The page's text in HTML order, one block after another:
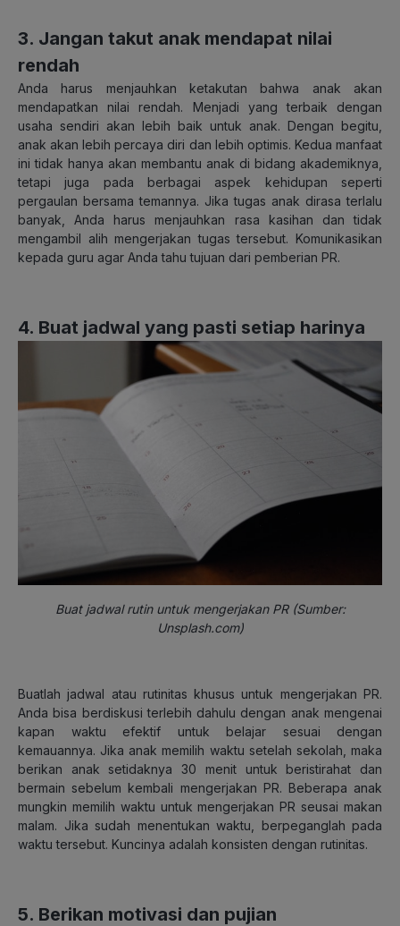
3. Jangan takut anak mendapat nilai
rendah
Anda harus menjauhkan ketakutan bahwa anak akan
mendapatkan nilai rendah. Menjadi yang terbaik dengan
usaha sendiri akan lebih baik untuk anak. Dengan begitu,
anak akan lebih percaya diri dan lebih optimis. Kedua manfaat
ini tidak hanya akan membantu anak di bidang akademiknya,
tetapi juga pada berbagai aspek kehidupan seperti
pergaulan bersama temannya. Jika tugas anak dirasa terlalu
banyak, Anda harus menjauhkan rasa kasihan dan tidak
mengambil alih mengerjakan tugas tersebut. Komunikasikan
kepada guru agar Anda tahu tujuan dari pemberian PR.
4. Buat jadwal yang pasti setiap harinya
Buat jadwal rutin untuk mengerjakan PR (Sumber:
Unsplash.com)
Buatlah jadwal atau rutinitas khusus untuk mengerjakan PR.
Anda bisa berdiskusi terlebih dahulu dengan anak mengenai
kapan waktu efektif untuk belajar sesuai dengan
kemauannya. Jika anak memilih waktu setelah sekolah, maka
berikan anak setidaknya 30 menit untuk beristirahat dan
bermain sebelum kembali mengerjakan PR. Beberapa anak
mungkin memilih waktu untuk mengerjakan PR seusai makan
malam. Jika sudah menentukan waktu, berpeganglah pada
waktu tersebut. Kuncinya adalah konsisten dengan rutinitas.
5. Berikan motivasi dan pujian